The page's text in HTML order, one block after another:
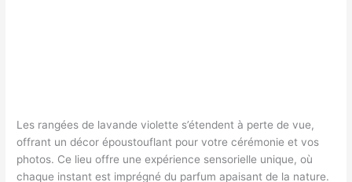
Les rangées de lavande violette s’étendent à perte de vue,
offrant un décor époustouflant pour votre cérémonie et vos
photos. Ce lieu offre une expérience sensorielle unique, où
chaque instant est imprégné du parfum apaisant de la nature.